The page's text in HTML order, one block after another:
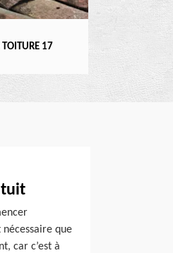
INSTALLATEUR DE VELUX
nécessaire que
car c’est à